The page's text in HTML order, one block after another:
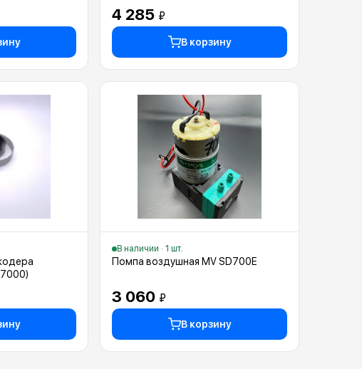
4 285 ₽
В корзину
В наличии · 1 шт.
Помпа воздушная MV SD700E
3 060 ₽
В корзину